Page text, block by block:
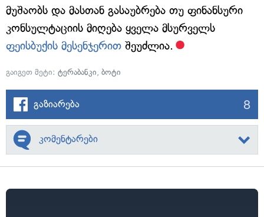
მუშაობს და მასთან გასაუბრება თუ ფინანსური
კონსულტაციის მიღება ყველა მსურველს
ფეისბუქის მესენჯერით შეუძლია.
გაიგეთ მეტი: ტერაბანკი, ბოტი
გაზიარება 8
კომენტარები